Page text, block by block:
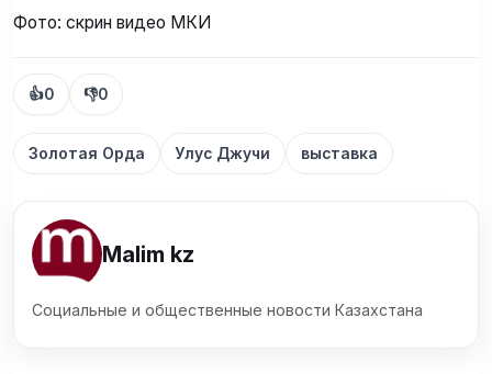
Фото: скрин видео МКИ
👍0 👎0
Золотая Орда Улус Джучи выставка
Malim kz
Социальные и общественные новости Казахстана